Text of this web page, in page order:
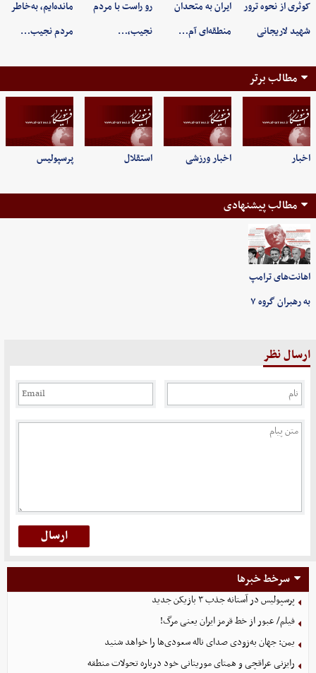
کوثری از نحوه ترور
شهید لاریجانی
ایران به متحدان
منطقه‌ای آم…
رو راست با مردم
نجیب،…
مانده‌ایم، به‌خاطر
مردم نجیب…
مطالب برتر
اخبار اخبار ورزشی استقلال پرسپولیس
مطالب پیشنهادی
اهانت‌های ترامپ
به رهبران گروه ۷
ارسال نظر
سرخط خبرها
پرسپولیس در آستانه جذب ۳ بازیکن جدید
فیلم/ عبور از خط قرمز ایران یعنی مرگ!
یمن: جهان به‌زودی صدای ناله سعودی‌ها را خواهد شنید
رایزنی عراقچی و همتای موریتانی خود درباره تحولات منطقه